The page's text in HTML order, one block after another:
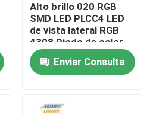
Alto brillo 020 RGB
SMD LED PLCC4 LED
de vista lateral RGB
4308 Diodo de color
completo para tira
LED flexibleEnviar Consulta